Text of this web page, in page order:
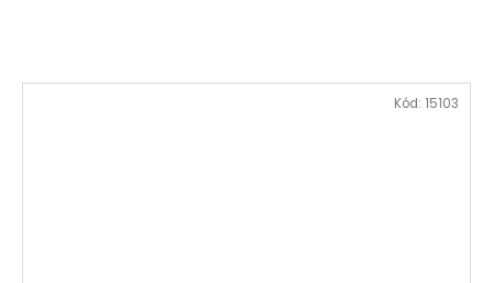
Kód: 15103